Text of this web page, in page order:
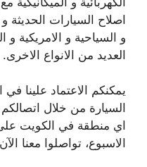
اصلاح السيارات الحديثة و
و السياحية و الامريكية و
العديد من الانواع الاخرى.
يمكنكم الاعتماد
السيارة من خلال
الاسبوع، تواصلوا معنا